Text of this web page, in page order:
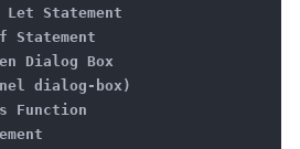
Statement
Box
dialog-box)